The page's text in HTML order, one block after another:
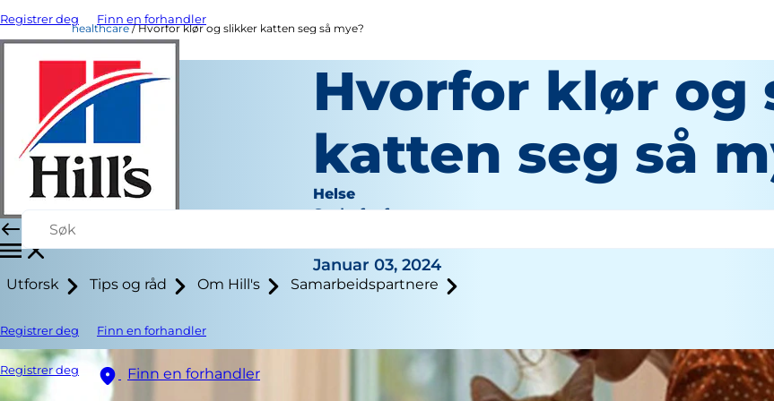
Registrer deg Finn en forhandler
Utforsk Tips og råd Om Hill's Samarbeidspartnere
Registrer deg Finn en forhandler
Registrer deg Finn en forhandler
healthcare Hvorfor klør og slikker katten seg så mye?
Hvorfor klør og
katten seg så
Helse
Stabsforfatter
Januar 03, 2024